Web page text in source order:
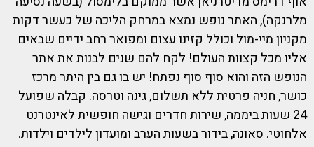
מלרנקה), האתר נופש נמצא במרחק הליכה של כעשר דקות
מקניון מיי-מול וכולל קזינו עצום ומפואר רחב ידיים שבאים
אליו מכל קצוות העולם! לקח להם שנים לבנות את אתר
הנופש הזה והוא סוף סוף נפתח! יש בו גם בין היתר מרכז
כושר, חניה פרטית ללא תשלום, גינה וטרסה. קבלה שפועל
24 שעות ביממה, שירות חדרים וגישה חופשית לאינטרנט
אלחוטי. סאונה, בידור בשעות הערב ומועדון לילדים וילדות.